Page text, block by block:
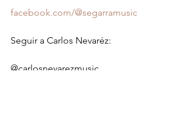
facebook.com/@segarramusic
Seguir a Carlos Nevaréz:
@carlosnevarezmusic